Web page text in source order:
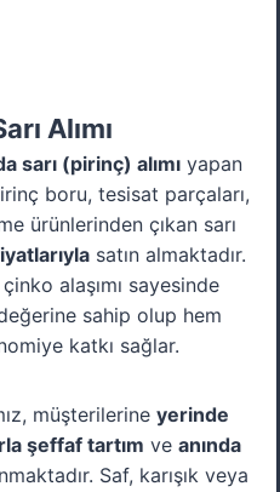
Alımı
sarı (pirinç) alımı yapan
boru, tesisat parçaları,
ürünlerinden çıkan sarı
satın almaktadır.
alaşımı sayesinde
sahip olup hem
katkı sağlar.
müşterilerine yerinde
şeffaf tartım ve anında
Saf, karışık veya